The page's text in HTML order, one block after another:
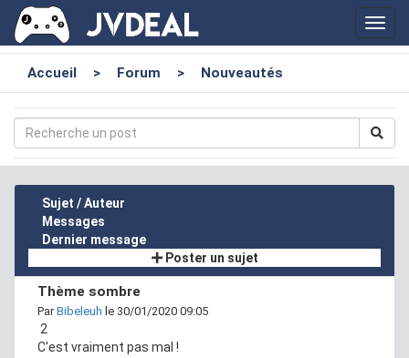
Accueil > Forum > Nouveautés
Sujet / Auteur
Messages
Dernier message
Poster un sujet
Thème sombre
ParBibeleuh le 30/01/2020 09:05
2
C'est vraiment pas mal !